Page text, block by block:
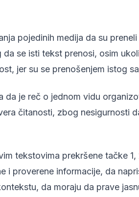
pojedinih medija da su
se isti tekst prenosi, osim
jer su se prenošenjem istog
da je reč o jednom vidu
čitanosti, zbog nesigurnosti
tekstovima prekršеne tačke
i proverene informacije, da
da moraju da prave